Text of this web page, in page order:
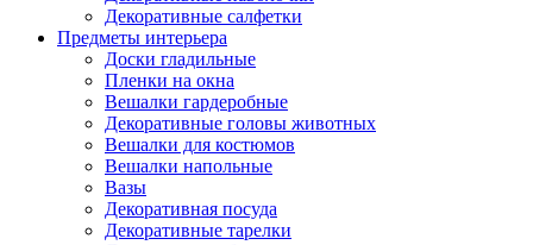
Декоративные салфетки
Предметы интерьера
Доски гладильные
Пленки на окна
Вешалки гардеробные
Декоративные головы животных
Вешалки для костюмов
Вешалки напольные
Вазы
Декоративная посуда
Декоративные тарелки